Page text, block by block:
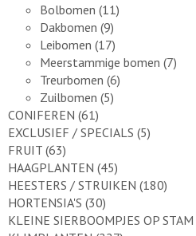
Bolbomen (11)
Dakbomen (9)
Leibomen (17)
Meerstammige bomen (7)
Treurbomen (6)
Zuilbomen (5)
CONIFEREN (61)
EXCLUSIEF / SPECIALS (5)
FRUIT (63)
HAAGPLANTEN (45)
HEESTERS / STRUIKEN (180)
HORTENSIA'S (30)
KLEINE SIERBOOMPJES OP STAM